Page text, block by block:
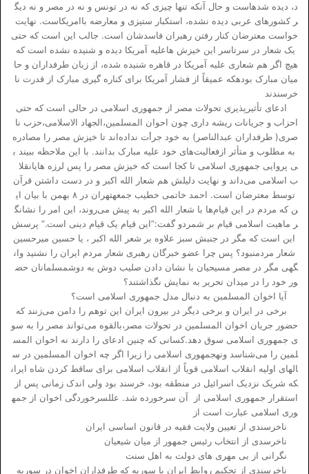
د، دیده شدهاست و حال آنکه تنها چیزی که نه در تونس و نه در مصر و نه دیگ
ر کشورهای عربی دیده نشده، استکبار ستیزی و معارضه باامریکاست. نهایت
خواست معترضان کنار رفتن رهبران فاسدشان است. جالب این است که حتی
یک شعار در سرتاسر این خیزش هاعلیه آمریکا دیده و شنیده نشده است که
هیچ اگر هم شعاری علیه آمریکا در قاهره شنیده شده، از زبان طرفداران و حا
میان مبارک بودهکه عمیقاً از فشار آمریکا برای کناره گیری مبارک از قدرت نا
خرسندند
ادعای تأثیر‌پذیری تحولات مصر از جمهوری اسلامی در حالی است که حتی
احزاب و جریانات ریشه داری چون احوان المسلمین،الجهاد الاسلامی،حزب نا
صری( طرفداران عبدالناصر) به خود جرأت نداده‌اند تا خیزش مصر را مصادره
به مطلوب و متأثر ازفعالیت‌های خود علیه مبارک بدانند. با این ملاحظه ببیند ب
ی پروایی جمهوری اسلامی تا کجا است که خیزش مصر را پس لرزه هایانقلا
ب اسلامی می‌داند و نهایت دلیلش هم شعار الله اکبر و در دست داشتن قرآن
توسط معترضان است. احمد خاتمی خطیب جمعهتهران در ۸ بهمن با بیان ای
ن که مردم در این قیام‌ها با شعار الله اکبر به پیش می‌روند، این امر را نشانگ
ر ماهیت اسلامی قیام بر شمردو گفت:”این قیام یک قیام دینی است.” پرسش
این است که مگر در جنبش سبز علاوه بر شعر الله اکبر ، یا حسین میرحسین
شعار مردمنبود؟ پس چرا عضو خبرگان رهبری شعار مردم ایران را نشنید وان
گهی مگر در مصر مسیحیان با نشان دادن صلیب دوش به دوشمسلمانان حض
ور خود را در میدان تحریر به نمایش نگذاشتند؟
آیا اخوان المسلمین به دنبال مدل جمهوری اسلامی است؟
برخی در ایران و برخی دیگر در بیرون ایران این توهم را دامن می‌زنند که
حضور جریان اخوان المسلمین در تحولات مصر،بالقوه می‌تواند مصر را به سو
ی جمهوری اسلامی سوق دهد.کسانی که چنین ادعای را دارند نه اخوان المس
لمین را می‌شناسد ونهجمهوری اسلامی را زیرا اگر چه اخوان المسلمین در س
الهای اولیه انقلاب اسلامی قویاً از انقلاب اسلامی برای ساقط کردن شاه ایران
که شریک نزدیک اسرائیل در منطقه بود، خرسند بود ولی اندک زمانی پس از
استقرار جمهوری اسلامی از آن سرخورده شد. عللسر‌خوردگی اخوان از جمه
وری اسلامی عبارت است از
ناخرسندی از تعیین ولایت فقیه در قانون اساسی ایران
ناخرسدی از انتخاب رئیس جمهور از میان شیعیان
نگرانی از بی مهری های دولت به اهل سنت
ناخرسندی از تحکیم روابط ایران با سوریه که طرفداران اخوان در سوریه